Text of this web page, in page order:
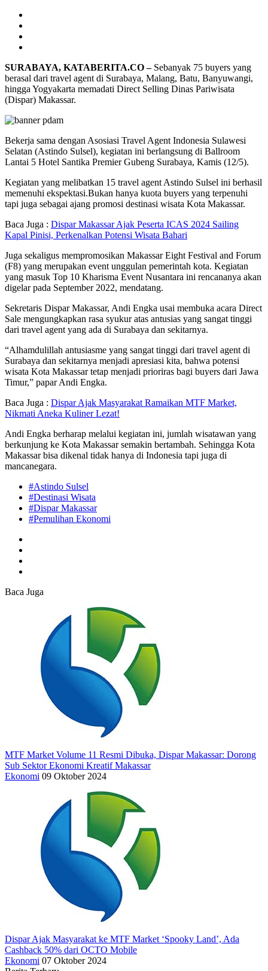
SURABAYA, KATABERITA.CO –Sebanyak 75 buyers yang
berasal dari travel agent di Surabaya, Malang, Batu, Banyuwangi,
hingga Yogyakarta memadati Direct Selling Dinas Pariwisata
(Dispar) Makassar.
Bekerja sama dengan Asosiasi Travel Agent Indonesia Sulawesi
Selatan (Astindo Sulsel), kegiatan ini berlangsung di Ballroom
Lantai 5 Hotel Santika Premier Gubeng Surabaya, Kamis (12/5).
Kegiatan yang melibatkan 15 travel agent Astindo Sulsel ini berhasil
memenuhi ekspektasi.Bukan hanya kuota buyers yang terpenuhi
tapi juga sebagai ajang promosi destinasi wisata Kota Makassar.
Baca Juga : Dispar Makassar Ajak Peserta ICAS 2024 Sailing
Kapal Pinisi, Perkenalkan Potensi Wisata Bahari
Juga sekaligus mempromosikan Makassar Eight Festival and Forum
(F8) yang merupakan event unggulan pemerintah kota. Kegiatan
yang masuk Top 10 Kharisma Event Nusantara ini rencananya akan
digelar pada September 2022, mendatang.
Sekretaris Dispar Makassar, Andi Engka usai membuka acara Direct
Sale mengungkapkan rasa syukur atas antusias yang sangat tinggi
dari travel agent yang ada di Surabaya dan sekitarnya.
“Alhamdulillah antusiasme yang sangat tinggi dari travel agent di
Surabaya dan sekitarnya menjadi apresiasi kita, bahwa potensi
wisata Kota Makassar tetap menjadi prioriras bagi buyers dari Jawa
Timur,” papar Andi Engka.
Baca Juga : Dispar Ajak Masyarakat Ramaikan MTF Market,
Nikmati Aneka Kuliner Lezat!
Andi Engka berharap melalui kegiatan ini, jumlah wisatawan yang
berkunjung ke Kota Makassar semakin bertambah. Sehingga Kota
Makassar bisa dikenal tidak hanya di Indonesia tapi juga di
mancanegara.
#Astindo Sulsel
#Destinasi Wisata
#Dispar Makassar
#Pemulihan Ekonomi
Baca Juga
MTF Market Volume 11 Resmi Dibuka, Dispar Makassar: Dorong
Sub Sektor Ekonomi Kreatif Makassar
Ekonomi 09 Oktober 2024
Dispar Ajak Masyarakat ke MTF Market ‘Spooky Land’, Ada
Cashback 50% dari OCTO Mobile
Ekonomi 07 Oktober 2024